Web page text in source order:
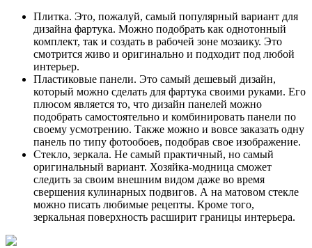
Плитка. Это, пожалуй, самый популярный вариант для
дизайна фартука. Можно подобрать как однотонный
комплект, так и создать в рабочей зоне мозаику. Это
смотрится живо и оригинально и подходит под любой
интерьер.
Пластиковые панели. Это самый дешевый дизайн,
который можно сделать для фартука своими руками. Его
плюсом является то, что дизайн панелей можно
подобрать самостоятельно и комбинировать панели по
своему усмотрению. Также можно и вовсе заказать одну
панель по типу фотообоев, подобрав свое изображение.
Стекло, зеркала. Не самый практичный, но самый
оригинальный вариант. Хозяйка-модница сможет
следить за своим внешним видом даже во время
свершения кулинарных подвигов. А на матовом стекле
можно писать любимые рецепты. Кроме того,
зеркальная поверхность расширит границы интерьера.